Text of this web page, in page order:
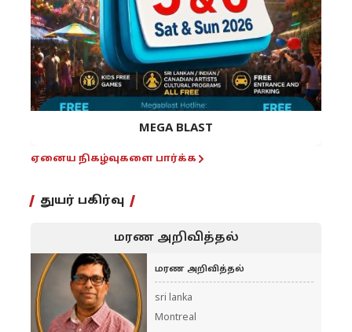
MEGA BLAST
ஏனைய நிகழ்வுகளை பார்க்க
துயர் பகிர்வு
மரண அறிவித்தல்
மரண அறிவித்தல்
sri lanka
Montreal